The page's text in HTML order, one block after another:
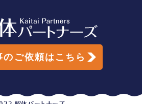
のご依頼はこちら